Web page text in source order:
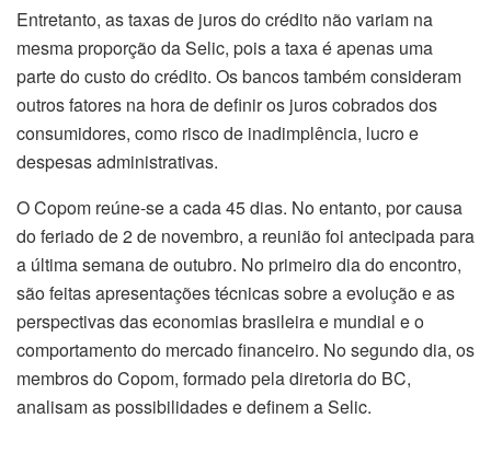
Entretanto, as taxas de juros do crédito não variam na
mesma proporção da Selic, pois a taxa é apenas uma
parte do custo do crédito. Os bancos também consideram
outros fatores na hora de definir os juros cobrados dos
consumidores, como risco de inadimplência, lucro e
despesas administrativas.
O Copom reúne-se a cada 45 dias. No entanto, por causa
do feriado de 2 de novembro, a reunião foi antecipada para
a última semana de outubro. No primeiro dia do encontro,
são feitas apresentações técnicas sobre a evolução e as
perspectivas das economias brasileira e mundial e o
comportamento do mercado financeiro. No segundo dia, os
membros do Copom, formado pela diretoria do BC,
analisam as possibilidades e definem a Selic.